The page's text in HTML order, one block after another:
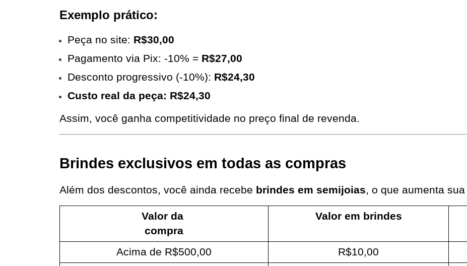
Exemplo prático:
Peça no site: R$30,00
Pagamento via Pix: -10% = R$27,00
Desconto progressivo (-10%): R$24,30
Custo real da peça: R$24,30
Assim, você ganha competitividade no preço final de revenda.
Brindes exclusivos em todas as compras
Além dos descontos, você ainda recebe brindes em semijoias, o que aumenta
Valor da
compra
Valor em brindes
Acima de R$500,00 R$10,00